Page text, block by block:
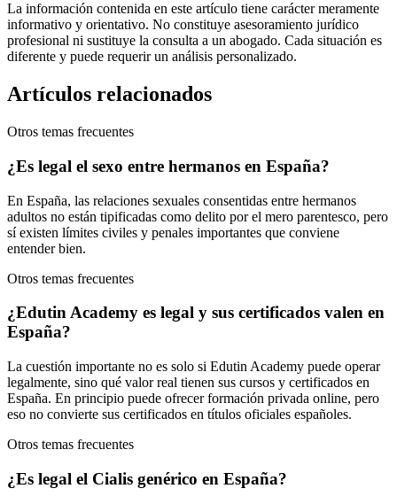
La información contenida en este artículo tiene carácter meramente
informativo y orientativo. No constituye asesoramiento jurídico
profesional ni sustituye la consulta a un abogado. Cada situación es
diferente y puede requerir un análisis personalizado.
Artículos relacionados
Otros temas frecuentes
¿Es legal el sexo entre hermanos en España?
En España, las relaciones sexuales consentidas entre hermanos
adultos no están tipificadas como delito por el mero parentesco, pero
sí existen límites civiles y penales importantes que conviene
entender bien.
Otros temas frecuentes
¿Edutin Academy es legal y sus certificados valen en
España?
La cuestión importante no es solo si Edutin Academy puede operar
legalmente, sino qué valor real tienen sus cursos y certificados en
España. En principio puede ofrecer formación privada online, pero
eso no convierte sus certificados en títulos oficiales españoles.
Otros temas frecuentes
¿Es legal el Cialis genérico en España?